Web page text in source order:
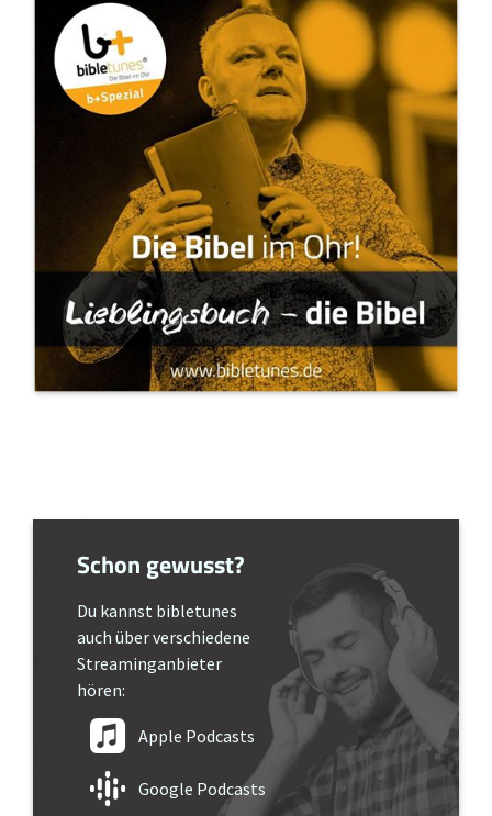
Schon gewusst?
Du kannst bibletunes
auch über verschiedene
Streaminganbieter
hören:
Apple Podcasts
Google Podcasts